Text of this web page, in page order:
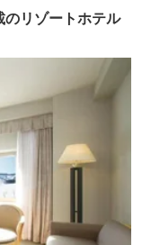
のリゾートホテル